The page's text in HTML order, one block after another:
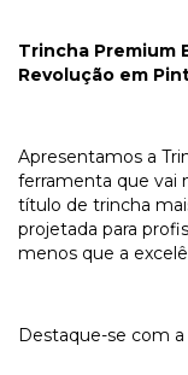
Trincha Premium
Revolução em
Apresentamos a
ferramenta que vai
título de trincha
projetada para
menos que a
Destaque-se com a